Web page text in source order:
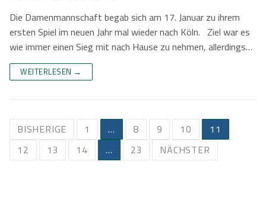
Die Damenmannschaft begab sich am 17. Januar zu ihrem
ersten Spiel im neuen Jahr mal wieder nach Köln. Ziel war es
wie immer einen Sieg mit nach Hause zu nehmen, allerdings…
WEITERLESEN →
Beitragsnavigation
BISHERIGE 1 … 8 9 10
11
12
13 14 … 23 NÄCHSTER